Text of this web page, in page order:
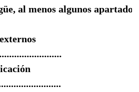
, al menos algunos apartados